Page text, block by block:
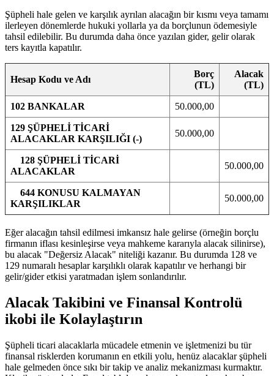
Şüpheli hale gelen ve karşılık ayrılan alacağın bir kısmı veya tamamı
ilerleyen dönemlerde hukuki yollarla ya da borçlunun ödemesiyle
tahsil edilebilir. Bu durumda daha önce yazılan gider, gelir olarak
ters kayıtla kapatılır.
Hesap Kodu ve Adı
Borç
(TL)
Alacak
(TL)
102 BANKALAR 50.000,00
129 ŞÜPHELİ TİCARİ
ALACAKLAR KARŞILIĞI (-)
50.000,00
128 ŞÜPHELİ TİCARİ
ALACAKLAR
50.000,00
644 KONUSU KALMAYAN
KARŞILIKLAR
50.000,00
Eğer alacağın tahsil edilmesi imkansız hale gelirse (örneğin borçlu
firmanın iflası kesinleşirse veya mahkeme kararıyla alacak silinirse),
bu alacak "Değersiz Alacak" niteliği kazanır. Bu durumda 128 ve
129 numaralı hesaplar karşılıklı olarak kapatılır ve herhangi bir
gelir/gider etkisi yaratmadan işlem sonlandırılır.
Alacak Takibini ve Finansal Kontrolü
ikobi ile Kolaylaştırın
Şüpheli ticari alacaklarla mücadele etmenin ve işletmenizi bu tür
finansal risklerden korumanın en etkili yolu, henüz alacaklar şüpheli
hale gelmeden önce sıkı bir takip ve analiz mekanizması kurmaktır.